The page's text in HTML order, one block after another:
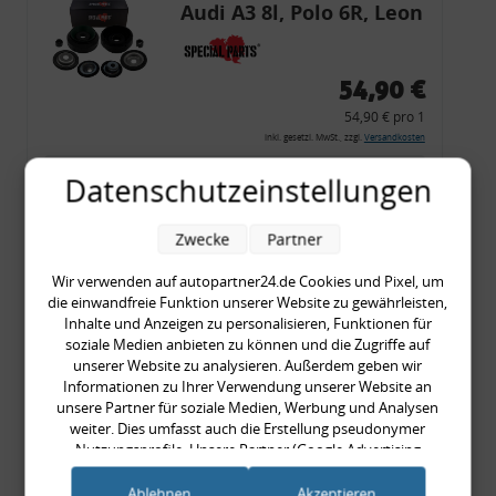
Audi A3 8l, Polo 6R, Leon
54,90 €
54,90 € pro 1
inkl. gesetzl. MwSt., zzgl. Versandkosten
Merkzettel
Rückleuchtenband mit
Blinker, rot, US-Ecken,
Audi 80 Cabrio, Typ 89,
OE-Nr.: 8G0945225 +
8G0945225C
999,99 €
999,99 € pro 1
Datenschutzeinstellungen
Wir verwenden auf autopartner24.de Cookies und Pixel, um
die einwandfreie Funktion unserer Website zu gewährleisten,
Inhalte und Anzeigen zu personalisieren, Funktionen für
soziale Medien anbieten zu können und die Zugriffe auf
unserer Website zu analysieren. Außerdem geben wir
Informationen zu Ihrer Verwendung unserer Website an
unsere Partner für soziale Medien, Werbung und Analysen
weiter. Dies umfasst auch die Erstellung pseudonymer
Nutzungsprofile. Unsere Partner (Google Advertising
Products) führen diese Informationen möglicherweise mit
weiteren Daten zusammen, die Sie ihnen bereitgestellt haben
Zwecke Partner